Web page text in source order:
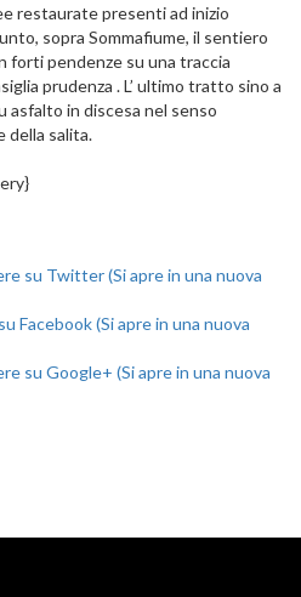
restaurate presenti ad inizio
sopra Sommafiume, il sentiero
forti pendenze su una traccia
prudenza . L’ ultimo tratto sino a
asfalto in discesa nel senso
della salita.
su Twitter (Si apre in una nuova
Facebook (Si apre in una nuova
su Google+ (Si apre in una nuova